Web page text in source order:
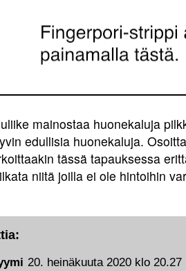
mainostaa huonekaluja
edullisia huonekaluja.
tässä tapauksessa
niitä joilla ei ole hintoihin
20. heinäkuuta 2020 klo 20.27